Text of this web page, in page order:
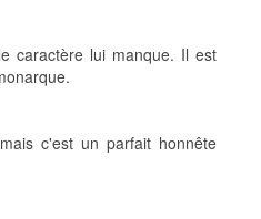
caractère lui manque. Il est
c'est un parfait honnête